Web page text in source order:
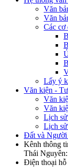
Văn
Văn
Các cơ
Lấy ý
Văn kiện -
Văn
Văn
Lịch
Lịch
Đất và
Kênh thông
Thái Nguyên:
Điện thoại hỗ